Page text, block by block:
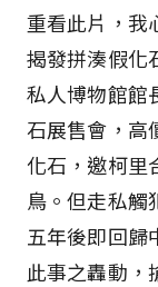
重看此片，我
揭發拼湊假化
私人博物館館
石展售會，高
化石，邀柯里
鳥。但走私觸
五年後即回歸
此事之轟動，